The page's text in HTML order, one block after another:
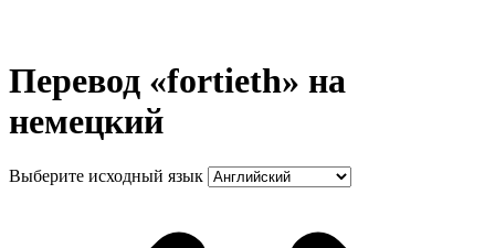
Перевод «fortieth» на
немецкий
Выберите исходный язык